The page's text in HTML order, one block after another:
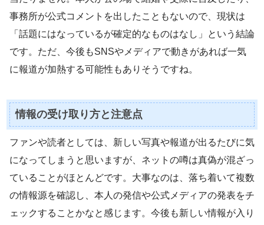
事務所が公式コメントを出したこともないので、現状は
「話題にはなっているが確定的なものはなし」という結論
です。ただ、今後もSNSやメディアで動きがあれば一気
に報道が加熱する可能性もありそうですね。
情報の受け取り方と注意点
ファンや読者としては、新しい写真や報道が出るたびに気
になってしまうと思いますが、ネットの噂は真偽が混ざっ
ていることがほとんどです。大事なのは、落ち着いて複数
の情報源を確認し、本人の発信や公式メディアの発表をチ
ェックすることかなと感じます。今後も新しい情報が入り